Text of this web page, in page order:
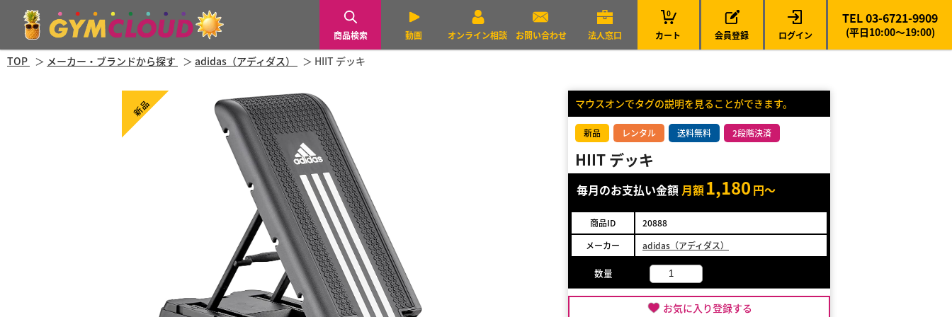
商品検索 動画 オンライン相談 お問い合わせ 法人窓口 カート
0
会員登録 ログイン
TEL 03-6721-9909
(平日10:00～19:00)
TOP メーカー・ブランドから探す adidas（アディダス） HIIT デッキ
新品 マウスオンでタグの説明を見ることができます。
新品 レンタル 送料無料 2段階決済
HIIT デッキ
毎月のお支払い金額 月額1,180 円～
商品ID
20888
メーカー
adidas（アディダス）
数量
お気に入り登録する